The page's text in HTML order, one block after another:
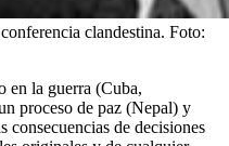
clandestina. Foto:
en la guerra (Cuba,
proceso de paz (Nepal) y
consecuencias de decisiones